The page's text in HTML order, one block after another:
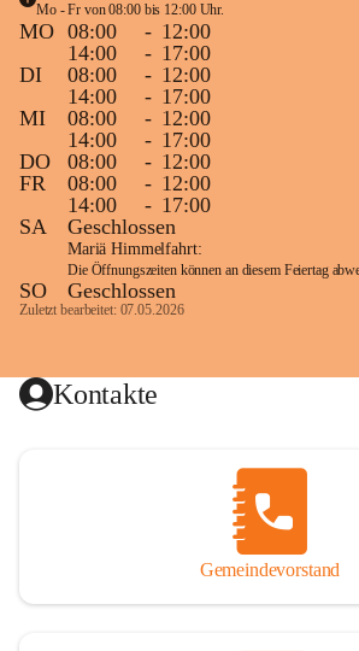
Mo - Fr von 08:00 bis 12:00 Uhr.
MO 08:00 - 12:00
14:00
- 17:00
DI
08:00 - 12:00
14:00
- 17:00
MI
08:00 - 12:00
14:00
- 17:00
DO
08:00 - 12:00
FR
08:00 - 12:00
14:00
- 17:00
SA
Geschlossen
Mariä Himmelfahrt:
Die Öffnungszeiten können an diesem Feiertag
SO Geschlossen
Zuletzt bearbeitet: 07.05.2026
Kontakte
Gemeindevorstand